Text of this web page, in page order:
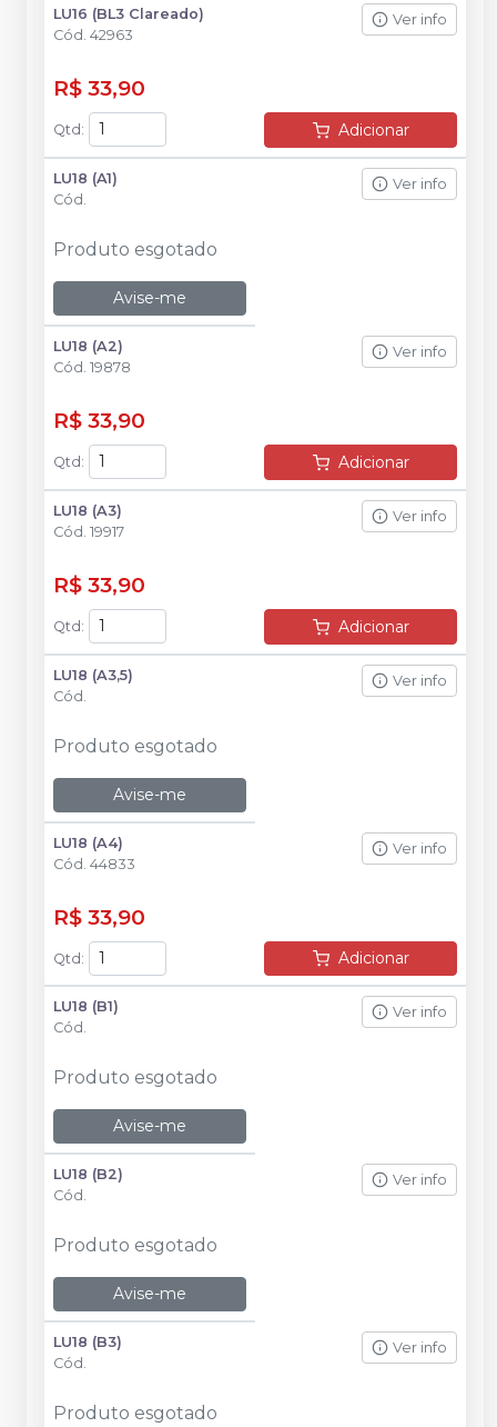
LU16 (BL3 Clareado)
Cód. 42963
Ver info
R$ 33,90
Qtd : Adicionar
LU18 (A1)
Cód.
Ver info
Produto esgotado
Avise-me
LU18 (A2)
Cód. 19878
Ver info
R$ 33,90
Qtd : Adicionar
LU18 (A3)
Cód. 19917
Ver info
R$ 33,90
Qtd: Adicionar
LU18 (A3,5)
Cód.
Ver info
Produto esgotado
Avise-me
LU18 (A4)
Cód. 44833
Ver info
R$ 33,90
Qtd: Adicionar
LU18 (B1)
Cód.
Ver info
Produto esgotado
Avise-me
LU18 (B2)
Cód.
Ver info
Produto esgotado
Avise-me
LU18 (B3)
Cód.
Ver info
Produto esgotado